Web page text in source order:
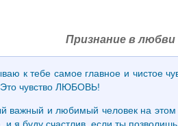
Признание в
к тебе самое главное и чистое
чувство ЛЮБОВЬ!
важный и любимый человек на этом